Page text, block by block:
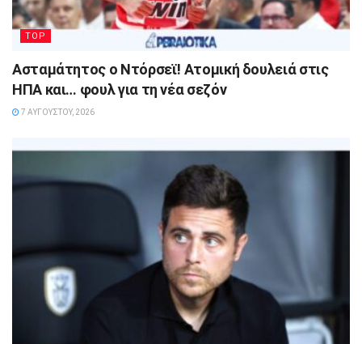
TOP
Ασταμάτητος ο Ντόρσεϊ! Ατομική δουλειά στις
ΗΠΑ και… φουλ για τη νέα σεζόν
7 ΑΥΓΟΎΣΤΟΥ, 2026